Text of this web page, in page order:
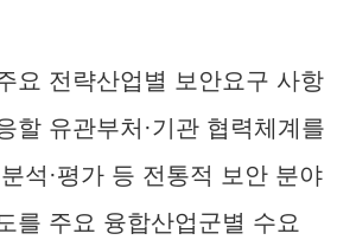
요 전략산업별 보안요구 사항
할 유관부처·기관 협력체계를
석·평가 등 전통적 보안 분야
를 주요 융합산업군별 수요